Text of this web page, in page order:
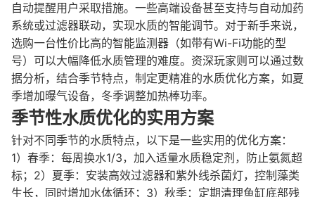
自动提醒用户采取措施。一些高端设备甚至支持与自动加药
系统或过滤器联动，实现水质的智能调节。对于新手来说，
选购一台性价比高的智能监测器（如带有Wi-Fi功能的型
号）可以大幅降低水质管理的难度。资深玩家则可以通过数
据分析，结合季节特点，制定更精准的水质优化方案，如夏
季增加曝气设备，冬季调整加热棒功率。
季节性水质优化的实用方案
针对不同季节的水质特点，以下是一些实用的优化方案：
1）春季：每周换水1/3，加入适量水质稳定剂，防止氨氮超
标；2）夏季：安装高效过滤器和紫外线杀菌灯，控制藻类
生长，同时增加水体循环；3）秋季：定期清理鱼缸底部残